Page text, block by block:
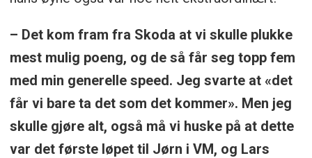
– Det kom fram fra Skoda at vi skulle plukke
mest mulig poeng, og de så får seg topp fem
med min generelle speed. Jeg svarte at «det
får vi bare ta det som det kommer». Men jeg
skulle gjøre alt, også må vi huske på at dette
var det første løpet til Jørn i VM, og Lars